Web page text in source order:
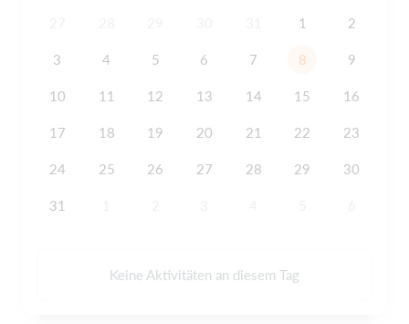
1 2
3 4 5 6 7 8 9
10 11 12 13 14 15 16
17 18 19 20 21 22 23
24 25 26 27 28 29 30
31
Keine Aktivitäten an diesem Tag